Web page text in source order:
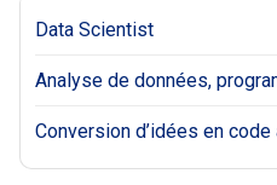
Data Scientist
Analyse de données,
Conversion d’idées en